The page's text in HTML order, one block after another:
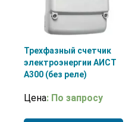
Трехфазный счетчик
электроэнергии АИСТ
А300 (без реле)
Цена: По запросу